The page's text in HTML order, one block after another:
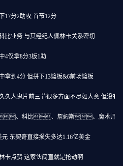
分2助攻 首节12分
业务 与其经纪人佩林卡关系密切
仅拿8分3板1助
到4分 但拼下13篮板&6前场篮板
人鬼片前三节很多方面不尽如人意 但没有
、科比、詹姆斯、魔术师
东契奇直接损失多达1.16亿美金
点赞 这家伙简直就是抢劫啊